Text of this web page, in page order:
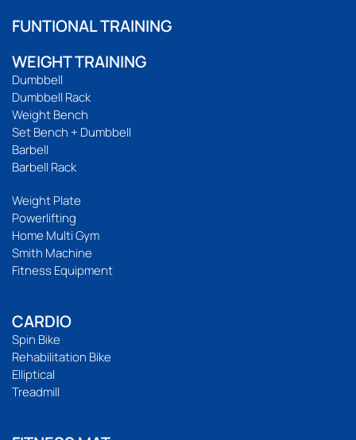
FUNTIONAL TRAINING
WEIGHT TRAINING
Dumbbell
Dumbbell Rack
Weight Bench
Set Bench + Dumbbell
Barbell
Barbell Rack
Weight Plate
Powerlifting
Home Multi Gym
Smith Machine
Fitness Equipment
CARDIO
Spin Bike
Rehabilitation Bike
Elliptical
Treadmill